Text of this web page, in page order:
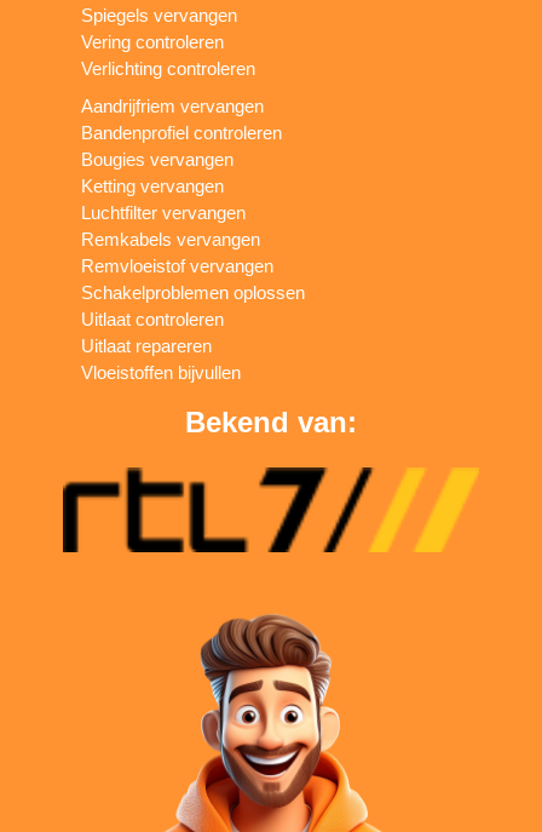
Spiegels vervangen
Vering controleren
Verlichting controleren
Aandrijfriem vervangen
Bandenprofiel controleren
Bougies vervangen
Ketting vervangen
Luchtfilter vervangen
Remkabels vervangen
Remvloeistof vervangen
Schakelproblemen oplossen
Uitlaat controleren
Uitlaat repareren
Vloeistoffen bijvullen
Bekend van: